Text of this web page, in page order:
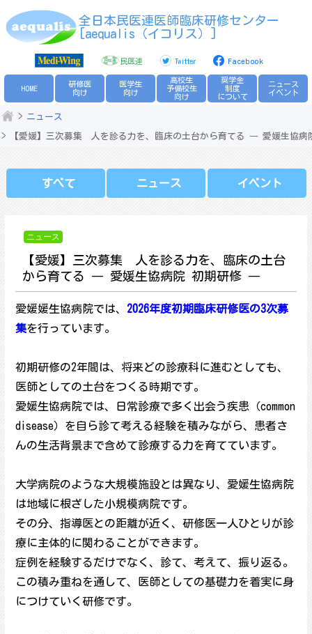
to
全日本民医連医師臨床研修センター
[aequalis（イコリス）]
民医連 Twitter Facebook
HOME
研修医
向け
医学生
向け
高校生
予備校生
向け
奨学金
制度
について
ニュース
イベント
ニュース
【愛媛】三次募集 人を診る力を、臨床の土台から育てる ― 愛媛生協
すべて ニュース イベント
ニュース
【愛媛】三次募集 人を診る力を、臨床の土台
から育てる ― 愛媛生協病院 初期研修 ―
愛媛媛生協病院では、 2026年度初期臨床研修医の3次募
集を行っています。
初期研修の2年間は、将来どの診療科に進むとしても、
医師としての土台をつくる時期です。
愛媛生協病院では、日常診療で多く出会う疾患（common
disease）を自ら診て考える経験を積みながら、患者さ
んの生活背景まで含めて診療する力を育てています。
大学病院のような大規模施設とは異なり、愛媛生協病院
は地域に根ざした小規模病院です。
その分、指導医との距離が近く、研修医一人ひとりが診
療に主体的に関わることができます。
症例を経験するだけでなく、診て、考えて、振り返る。
この積み重ねを通して、医師としての基礎力を着実に身
につけていく研修です。